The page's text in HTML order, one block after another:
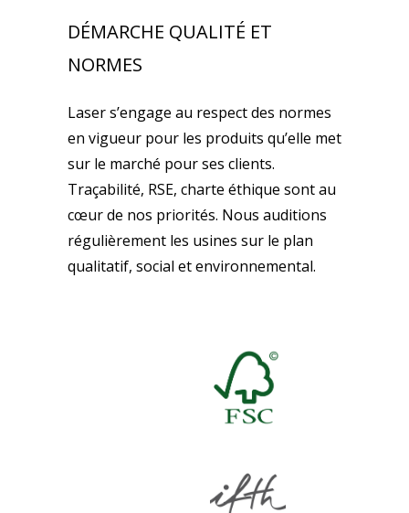
DÉMARCHE QUALITÉ ET
NORMES
Laser s’engage au respect des normes
en vigueur pour les produits qu’elle met
sur le marché pour ses clients.
Traçabilité, RSE, charte éthique sont au
cœur de nos priorités. Nous auditions
régulièrement les usines sur le plan
qualitatif, social et environnemental.